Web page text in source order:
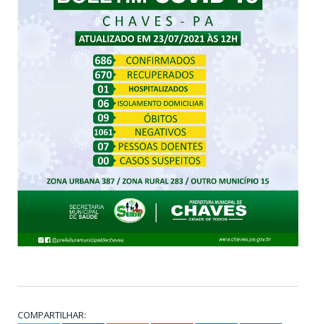
COMPARTILHAR: